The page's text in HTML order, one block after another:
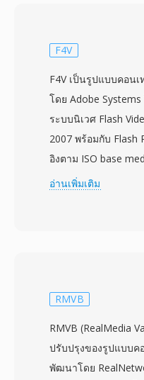
F4V
F4V เป็นรูปแบบคอน
โดย Adobe
ระบบนิเวศ Flash
2007 พร้อมกับ Flash
อิงตาม ISO base
Part 14) และสร้างขึ้
ตอนการทำงานสื่ออื่น
profile เสียง AAC ห
กำหนดเวลาสำหรับค
อ่านเพิ่มเติม
RMVB
RMVB (RealMedia
ปรับปรุงของรูปแบบค
พัฒนาโดย